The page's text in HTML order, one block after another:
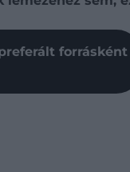
forrásként